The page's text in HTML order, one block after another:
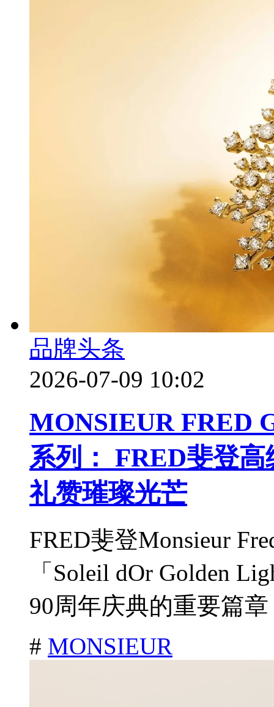
品牌头条
2026-07-09 10:02
MONSIEUR FRED
系列： FRED斐登
礼赞璀璨光芒
FRED斐登Monsieur
「Soleil dOr Golden
90周年庆典的重要篇章
# MONSIEUR